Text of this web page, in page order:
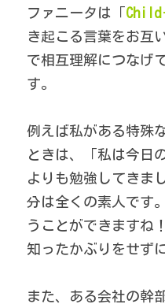
ファニータは「Child
き起こる言葉をお互
で相互理解につなげ
す。
例えば私がある特殊
ときは、「私は今日
よりも勉強してき
分は全くの素人です
うことができますね
知ったかぶりをせず
また、ある会社の幹